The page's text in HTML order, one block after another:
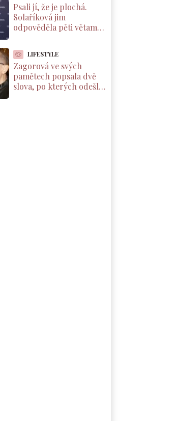
Psali jí, že je plochá.
Solaříková jim
odpověděla pěti větami,
každý rodič dcery
LIFESTYLE
Zagorová ve svých
pamětech popsala dvě
slova, po kterých odešla